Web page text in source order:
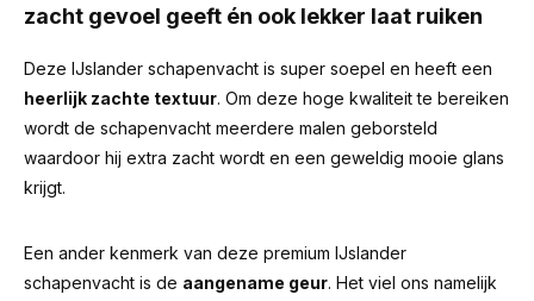
zacht gevoel geeft én ook lekker laat ruiken
Deze IJslander schapenvacht is super soepel en heeft een
heerlijk zachte textuur. Om deze hoge kwaliteit te bereiken
wordt de schapenvacht meerdere malen geborsteld
waardoor hij extra zacht wordt en een geweldig mooie glans
krijgt.
Een ander kenmerk van deze premium IJslander
schapenvacht is de aangename geur. Het viel ons namelijk